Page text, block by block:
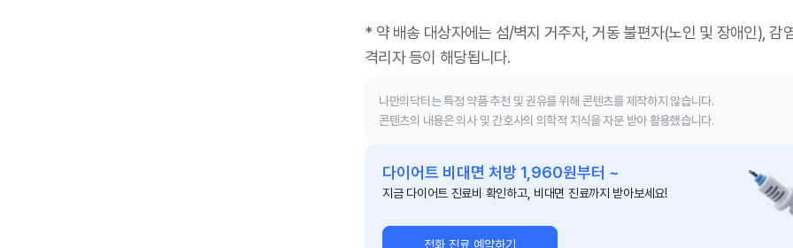
* 약 배송 대상자에는 섬/벽지 거주자, 거동 불편자(노인 및 장애인), 감
격리자 등이 해당됩니다.
나만의닥터는 특정 약품 추천 및 권유를 위해 콘텐츠를 제작하지 않습니다.
콘텐츠의 내용은 의사 및 간호사의 의학적 지식을 자문 받아 활용했습니다.
다이어트 비대면 처방 1,960원부터 ~
지금 다이어트 진료비 확인하고, 비대면 진료까지 받아보세요!
전화 진료 예약하기